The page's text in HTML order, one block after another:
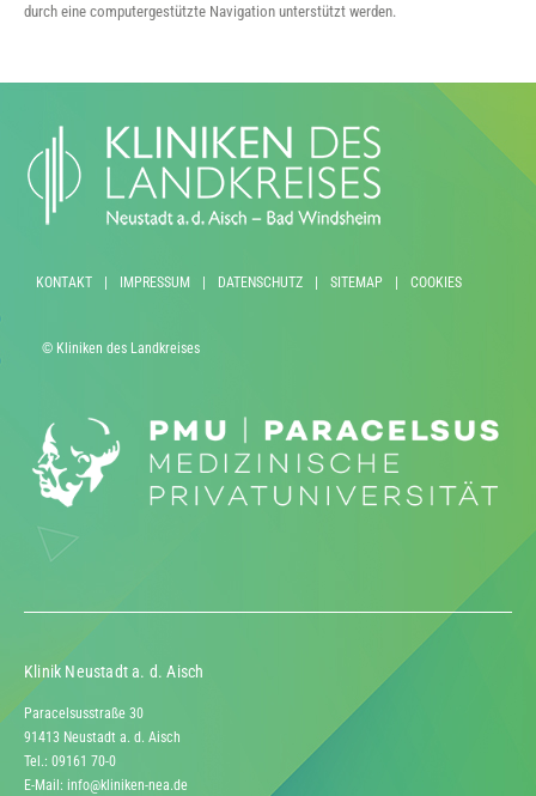
durch eine computergestützte Navigation unterstützt werden.
KONTAKT IMPRESSUM DATENSCHUTZ SITEMAP COOKIES
© Kliniken des Landkreises
Klinik Neustadt a. d. Aisch
Paracelsusstraße 30
91413 Neustadt a. d. Aisch
Tel.: 09161 70-0
E-Mail: info@kliniken-nea.de